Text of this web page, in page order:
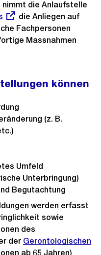
nimmt die Anlaufstelle
die Anliegen auf
Fachpersonen
Massnahmen
können
(z. B.
Umfeld
Unterbringung)
Begutachtung
werden erfasst
sowie
des
der Gerontologischen
ab 65 Jahren)